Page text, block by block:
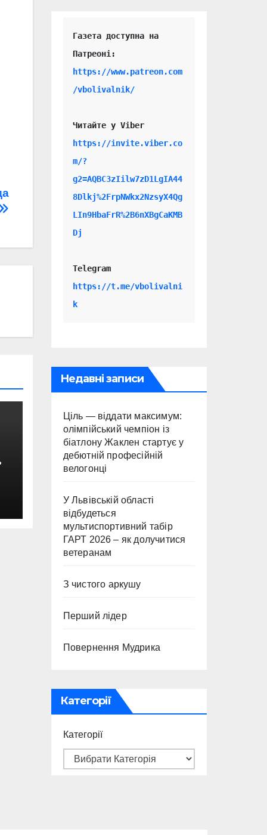
Газета доступна на
https://www.patreon.com
/vbolivalnik/
Читайте у Viber
https://invite.viber.co
m/?
g2=AQBC3zIilw7zD1LgIA44
8Dlkj%2FrpNWkx2NzsyX4Qg
LIn9HbaFrR%2B6nXBgCaKMB
Dj
Telegram
https://t.me/vbolivalni
k
Недавні записи
Ціль — віддати максимум:
олімпійський чемпіон із
біатлону Жаклен стартує у
дебютній професійній
велогонці
У Львівській області
відбудеться
мультиспортивний табір
ГАРТ 2026 – як долучитися
ветеранам
З чистого аркушу
Перший лідер
Повернення Мудрика
Категорії
Категорії